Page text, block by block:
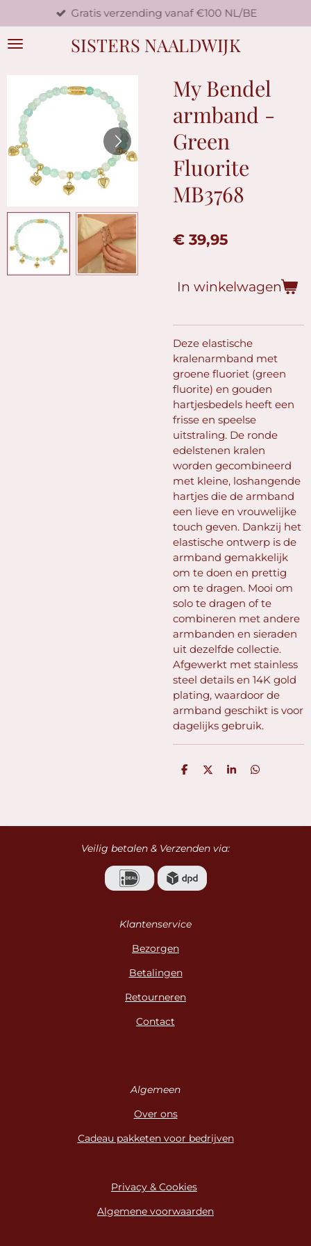
direct
naar
SISTERS NAALDWIJK
Gratis verzending vanaf €100 NL/BE
My Bendel
armband -
Green
Fluorite
MB3768
€ 39,95
In winkelwagen
Deze elastische
kralenarmband met
groene fluoriet (green
fluorite) en gouden
hartjesbedels heeft een
frisse en speelse
uitstraling. De ronde
edelstenen kralen
worden gecombineerd
met kleine, loshangende
hartjes die de armband
een lieve en vrouwelijke
touch geven. Dankzij het
elastische ontwerp is de
armband gemakkelijk
om te doen en prettig
om te dragen. Mooi om
solo te dragen of te
combineren met andere
armbanden en sieraden
uit dezelfde collectie.
Afgewerkt met stainless
steel details en 14K gold
plating, waardoor de
armband geschikt is voor
dagelijks gebruik.
D
D
S
D
Veilig betalen & Verzenden via:
Klantenservice
Bezorgen
Betalingen
Retourneren
Contact
Algemeen
Over ons
Cadeau pakketen voor bedrijven
Privacy & Cookies
Algemene voorwaarden